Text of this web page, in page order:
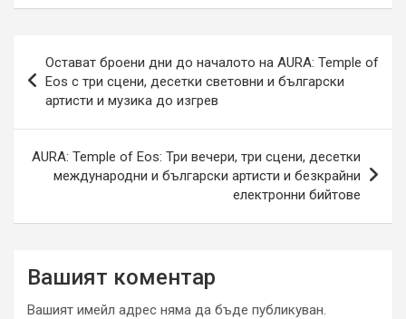
Остават броени дни до началото на AURA: Temple of
Eos с три сцени, десетки световни и български
артисти и музика до изгрев
AURA: Temple of Eos: Три вечери, три сцени, десетки
международни и български артисти и безкрайни
електронни бийтове
Вашият коментар
Вашият имейл адрес няма да бъде публикуван.